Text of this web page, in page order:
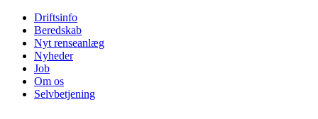
Driftsinfo
Beredskab
Nyt renseanlæg
Nyheder
Job
Om os
Selvbetjening